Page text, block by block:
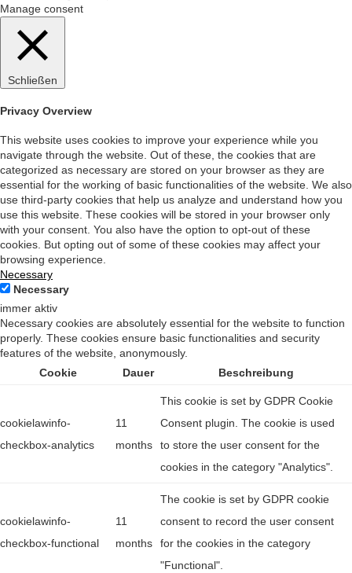
Manage consent
Schließen
Privacy Overview
This website uses cookies to improve your experience while you
navigate through the website. Out of these, the cookies that are
categorized as necessary are stored on your browser as they are
essential for the working of basic functionalities of the website. We also
use third-party cookies that help us analyze and understand how you
use this website. These cookies will be stored in your browser only
with your consent. You also have the option to opt-out of these
cookies. But opting out of some of these cookies may affect your
browsing experience.
Necessary
Necessary
immer aktiv
Necessary cookies are absolutely essential for the website to function
properly. These cookies ensure basic functionalities and security
features of the website, anonymously.
Cookie
Dauer Beschreibung
cookielawinfo-
checkbox-analytics
11
months
This cookie is set by GDPR Cookie
Consent plugin. The cookie is used
to store the user consent for the
cookies in the category "Analytics".
cookielawinfo-
checkbox-functional
11
months
The cookie is set by GDPR cookie
consent to record the user consent
for the cookies in the category
"Functional".